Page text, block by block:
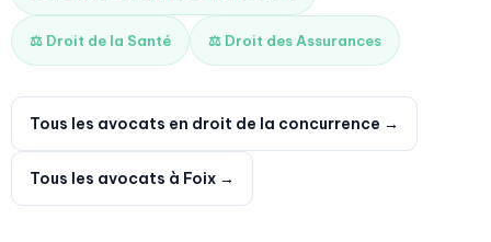
⚖️ Droit de la Santé ⚖️ Droit des Assurances
Tous les avocats en droit de la concurrence →
Tous les avocats à Foix →